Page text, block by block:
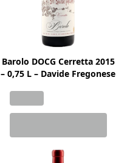
Barolo DOCG Cerretta 2015
– 0,75 L – Davide Fregonese